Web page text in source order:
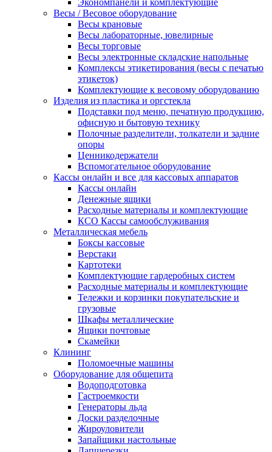
Экономпанели и комплектующие
Весы / Весовое оборудование
Весы крановые
Весы лабораторные, ювелирные
Весы торговые
Весы электронные складские напольные
Комплексы этикетирования (весы с печатью
этикеток)
Комплектующие к весовому оборудованию
Изделия из пластика и оргстекла
Подставки под меню, печатную продукцию,
офисную и бытовую технику
Полочные разделители, толкатели и задние
опоры
Ценникодержатели
Вспомогательное оборудование
Кассы онлайн и все для кассовых аппаратов
Кассы онлайн
Денежные ящики
Расходные материалы и комплектующие
КСО Кассы самообслуживания
Металлическая мебель
Боксы кассовые
Верстаки
Картотеки
Комплектующие гардеробных систем
Расходные материалы и комплектующие
Тележки и корзинки покупательские и
грузовые
Шкафы металлические
Ящики почтовые
Скамейки
Клининг
Поломоечные машины
Оборудование для общепита
Водоподготовка
Гастроемкости
Генераторы льда
Доски разделочные
Жироуловители
Запайщики настольные